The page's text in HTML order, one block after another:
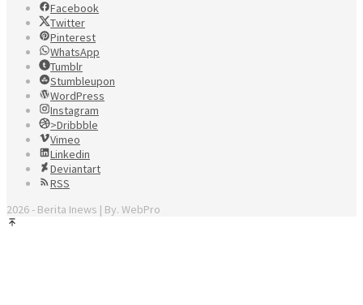
Facebook
Twitter
Pinterest
WhatsApp
Tumblr
Stumbleupon
WordPress
Instagram
>Dribbble
Vimeo
Linkedin
Deviantart
RSS
2026 - Berita Inews | By. WebPro